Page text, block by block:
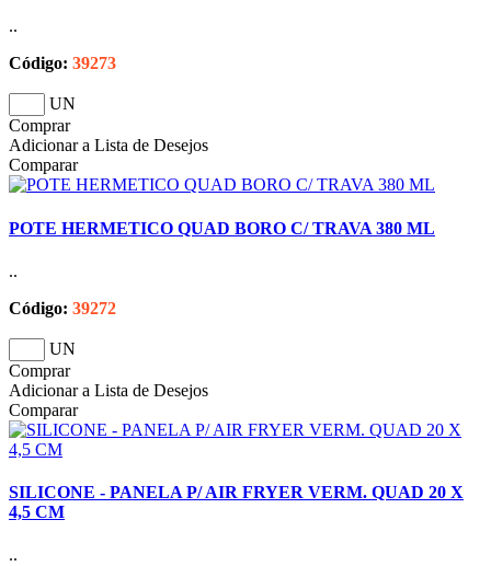
..
Código: 39273
UN
Comprar
Adicionar a Lista de Desejos
Comparar
POTE HERMETICO QUAD BORO C/ TRAVA 380 ML
..
Código: 39272
UN
Comprar
Adicionar a Lista de Desejos
Comparar
SILICONE - PANELA P/ AIR FRYER VERM. QUAD 20 X
4,5 CM
..